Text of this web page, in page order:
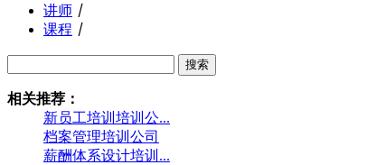
讲师 丨
课程 丨
搜索
相关推荐：
新员工培训培训公...
档案管理培训公司
薪酬体系设计培训...